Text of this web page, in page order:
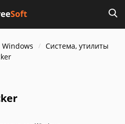
Windows
Система, утилиты